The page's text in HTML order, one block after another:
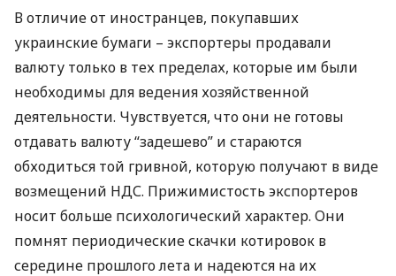
В отличие от иностранцев, покупавших
украинские бумаги – экспортеры продавали
валюту только в тех пределах, которые им были
необходимы для ведения хозяйственной
деятельности. Чувствуется, что они не готовы
отдавать валюту “задешево” и стараются
обходиться той гривной, которую получают в виде
возмещений НДС. Прижимистость экспортеров
носит больше психологический характер. Они
помнят периодические скачки котировок в
середине прошлого лета и надеются на их